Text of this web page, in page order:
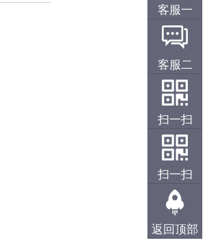
客服一
客服二
扫一扫
扫一扫
返回顶部